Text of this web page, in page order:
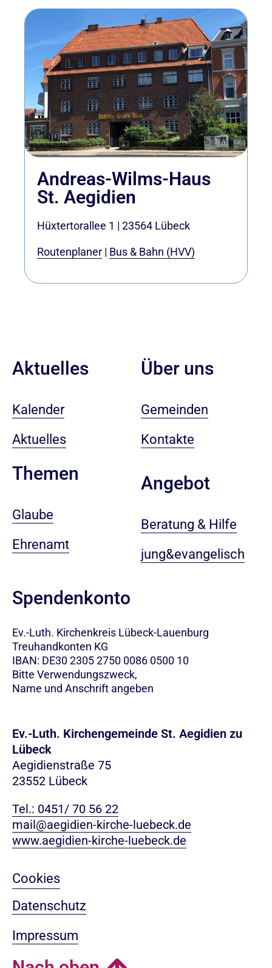
Andreas-Wilms-Haus
St. Aegidien
Hüxtertorallee 1 | 23564 Lübeck
Routenplaner | Bus & Bahn (HVV)
Aktuelles
Kalender
Aktuelles
Themen
Glaube
Ehrenamt
Über uns
Gemeinden
Kontakte
Angebot
Beratung & Hilfe
jung&evangelisch
Spendenkonto
Ev.-Luth. Kirchenkreis Lübeck-Lauenburg
Treuhandkonten KG
IBAN: DE30 2305 2750 0086 0500 10
Bitte Verwendungszweck,
Name und Anschrift angeben
Ev.-Luth. Kirchengemeinde St. Aegidien zu
Lübeck
Aegidienstraße 75
23552 Lübeck
Tel.: 0451/ 70 56 22
mail@aegidien-kirche-luebeck.de
www.aegidien-kirche-luebeck.de
Cookies
Datenschutz
Impressum